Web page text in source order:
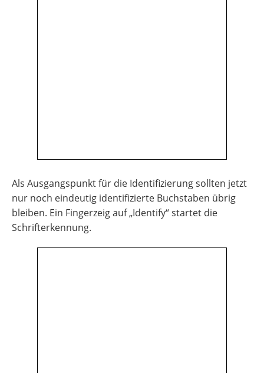
Als Ausgangspunkt für die Identifizierung sollten jetzt
nur noch eindeutig identifizierte Buchstaben übrig
bleiben. Ein Fingerzeig auf „Identify“ startet die
Schrifterkennung.